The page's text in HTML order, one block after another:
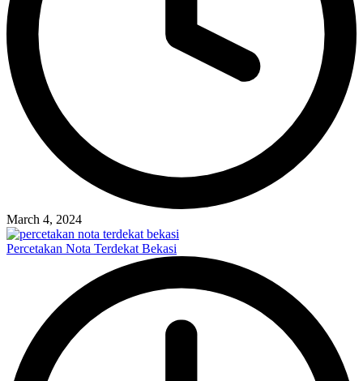
March 4, 2024
Percetakan Nota Terdekat Bekasi